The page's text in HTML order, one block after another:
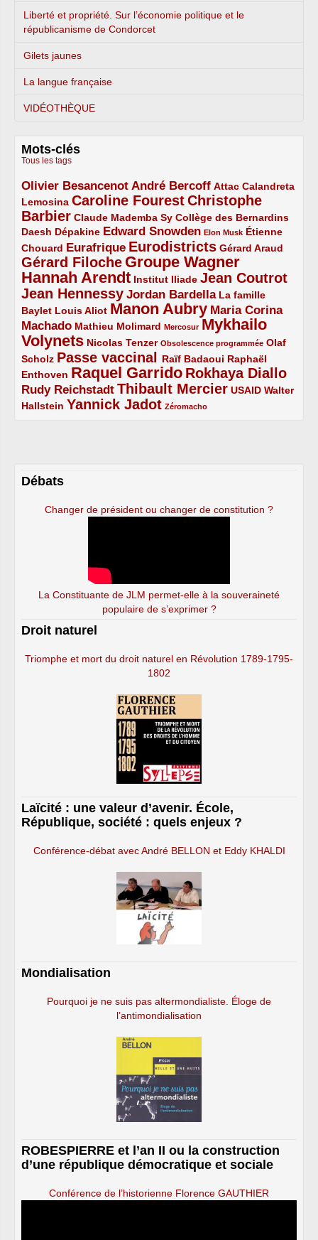
Liberté et propriété. Sur l’économie politique et le
républicanisme de Condorcet
Gilets jaunes
La langue française
VIDÉOTHÈQUE
Mots-clés
Tous les tags
Olivier Besancenot
3/5 André Bercoff
3/5 Attac
2/5
Calandreta
Lemosina
2/5 Caroline Fourest
4/5
Christophe
Barbier
4/5 Claude Mademba Sy
2/5 Collège des Bernardins
2/5
Daesh
2/5 Dépakine
2/5 Edward Snowden
3/5 Elon Musk
1/5
Étienne
Chouard
2/5 Eurafrique
3/5 Eurodistricts
4/5 Gérard Araud
2/5
Gérard Filoche
4/5 Groupe Wagner
5/5
Hannah Arendt
5/5 Institut Iliade
2/5 Jean Coutrot
4/5
Jean Hennessy
4/5 Jordan Bardella
3/5
La famille
Baylet
2/5 Louis Aliot
2/5 Manon Aubry
5/5
Maria Corina
Machado
3/5 Mathieu Molimard
2/5 Mercosur
1/5
Mykhailo
Volynets
5/5 Nicolas Tenzer
2/5 Obsolescence programmée
1/5
Olaf
Scholz
2/5 Passe vaccinal
4/5 Raïf Badaoui
2/5
Raphaël
Enthoven
2/5 Raquel Garrido
5/5 Rokhaya Diallo
4/5
Rudy Reichstadt
3/5 Thibault Mercier
4/5 USAID
2/5
Walter
Hallstein
2/5 Yannick Jadot
4/5 Zéromacho
1/5
Débats
Changer de président ou changer de constitution ?
La Constituante de JLM permet-elle à la souveraineté
populaire de s’exprimer ?
Droit naturel
Triomphe et mort du droit naturel en Révolution 1789-1795-
1802
Laïcité : une valeur d’avenir. École,
République, société : quels enjeux ?
Conférence-débat avec André BELLON et Eddy KHALDI
Mondialisation
Pourquoi je ne suis pas altermondialiste. Éloge de
l’antimondialisation
ROBESPIERRE et l’an II ou la construction
d’une république démocratique et sociale
Conférence de l’historienne Florence GAUTHIER